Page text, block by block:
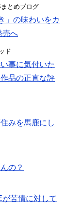
とめブログ
」の味わいをカ
売へ
ド
事に気付いた
品の正直な評
みを馬鹿にし
の？
が苦情に対して